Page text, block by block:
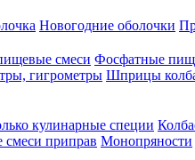
Новогодние оболочки
смеси Фосфатные
гигрометры Шприцы
кулинарные специи
смеси приправ Монопряности